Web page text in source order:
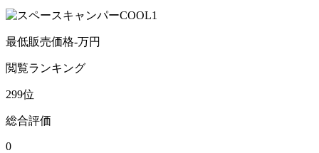
最低販売価格-万円
閲覧ランキング
299位
総合評価
0